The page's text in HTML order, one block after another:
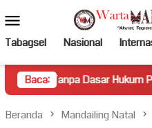
ke
kontenMobile
Tabagsel Nasional
Baca:
Dasar Hukum Picu Keresahan
Beranda Mandailing Natal